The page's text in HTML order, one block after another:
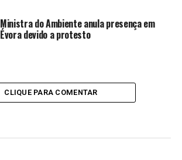
Ministra do Ambiente anula presença em
Évora devido a protesto
CLIQUE PARA COMENTAR